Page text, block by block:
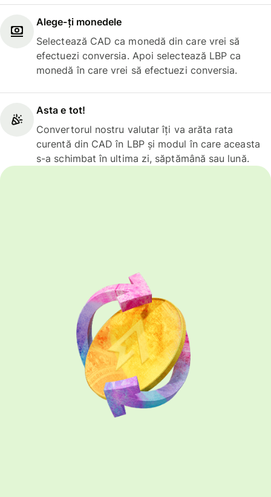
Alege-ți monedele
Selectează CAD ca monedă din care vrei să
efectuezi conversia. Apoi selectează LBP ca
monedă în care vrei să efectuezi conversia.
Asta e tot!
Convertorul nostru valutar îți va arăta rata
curentă din CAD în LBP și modul în care aceasta
s-a schimbat în ultima zi, săptămână sau lună.